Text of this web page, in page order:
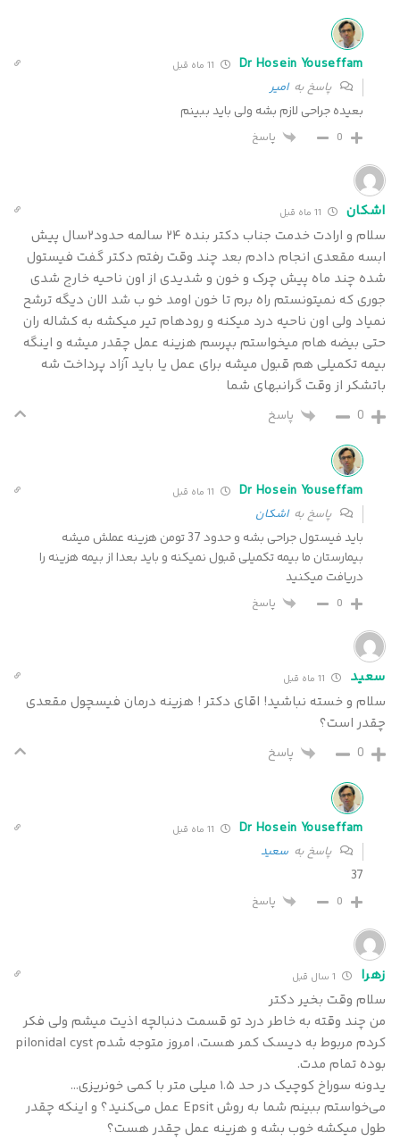
Dr Hosein Youseffam
پاسخ بهامیر
بعیده جراحی لازم بشه ولی باید ببینم
0 پاسخ
اشکان
سلام و ارادت خدمت جناب دکتر بنده ۲۴ سالمه حدود۲سال پیش
ابسه مقعدی انجام دادم بعد چند وقت رفتم دکتر گفت فیستول
شده چند ماه پیش چرک و خون و شدیدی از اون ناحیه خارج شدی
جوری که نمیتونستم راه برم تا خون اومد خو ب شد الان دیگه ترشح
نمیاد ولی اون ناحیه درد میکنه و رودهام تیر میکشه به کشاله ران
حتی بیضه هام میخواستم بپرسم هزینه عمل چقدر میشه و اینگه
بیمه تکمیلی هم قبول میشه برای عمل یا باید آزاد پرداخت شه
باتشکر از وقت گرانبهای شما
0 پاسخ
Dr Hosein Youseffam
پاسخ بهاشکان
باید فیستول جراحی بشه و حدود 37 تومن هزینه عملش میشه
بیمارستان ما بیمه تکمیلی قبول نمیکنه و باید بعدا از بیمه هزینه را
دریافت میکنید
0 پاسخ
سعید
سلام و خسته نباشید! اقای دکتر ! هزینه درمان فیسچول مقعدی
چقدر است؟
0 پاسخ
Dr Hosein Youseffam
پاسخ به سعید
37
0 پاسخ
زهرا
سلام وقت بخیر دکتر
من چند وقته به خاطر درد تو قسمت دنبالچه اذیت میشم ولی فکر
کردم مربوط به دیسک کمر هست، امروز متوجه شدم pilonidal cyst
بوده تمام مدت.
یدونه سوراخ کوچیک در حد ۱.۵ میلی متر با کمی خونریزی…
می‌خواستم ببینم شما به روش Epsit عمل می‌کنید؟ و اینکه چقدر
طول میکشه خوب بشه و هزینه عمل چقدر هست؟